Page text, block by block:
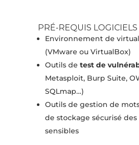
PRÉ-REQUIS LOGICIELS
Environnement de
(VMware ou VirtualBox)
Outils de test de
Metasploit, Burp Suite,
SQLmap…)
Outils de gestion de
de stockage sécurisé
sensibles